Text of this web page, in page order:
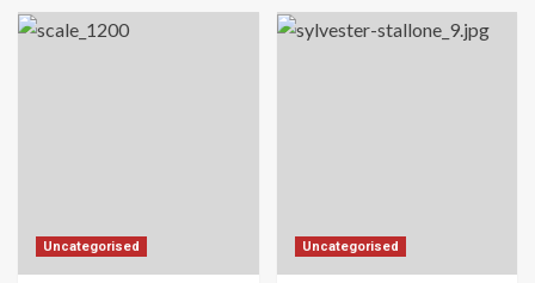
Uncategorised Uncategorised